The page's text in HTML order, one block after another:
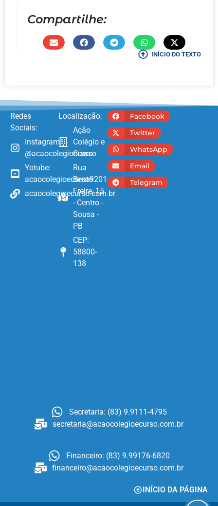
Compartilhe:
INÍCIO DO TEXTO
Redes
Sociais:
Instagram:
@acaocolegioecurso
Yotube:
acaocolegioecurso9201
acaocolegioecurso.com.br
Localização:
Ação
Colégio e
Curso
Rua
Bento
Freire, 15
- Centro -
Sousa -
PB
CEP:
58800-
138
Facebook
Twitter
WhatsApp
Email
Telegram
Secretaria: (83) 9.9111-4795
secretaria@acaocolegioecurso.com.br
Financeiro: (83) 9.99176-6820
financeiro@acaocolegioecurso.com.br
INÍCIO DA PÁGINA